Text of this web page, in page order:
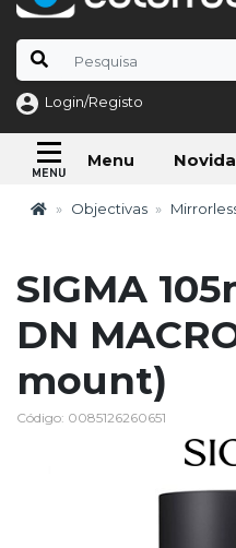
Login/Registo
Menu
Objectivas
SIGMA
DN
mount)
Código: 0085126260651